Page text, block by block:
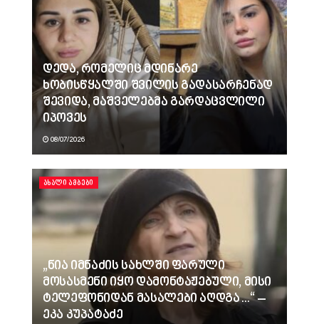
დედა, რომელიც მდინარე
ხობისწყალში შვილის გადასარჩენად
შევიდა, მაშველებმა გარდაცვლილი
იპოვეს
08/07/2026
ᲐᲮᲐᲚᲘ ᲐᲛᲑᲔᲑᲘ
„ნია იმნაძის სახლში ფარული
მოსასმენი იყო დამონტაჟებული, მისი
ტელეფონიდან მასალები აღდგა…“ –
ეკა კუპატაძე